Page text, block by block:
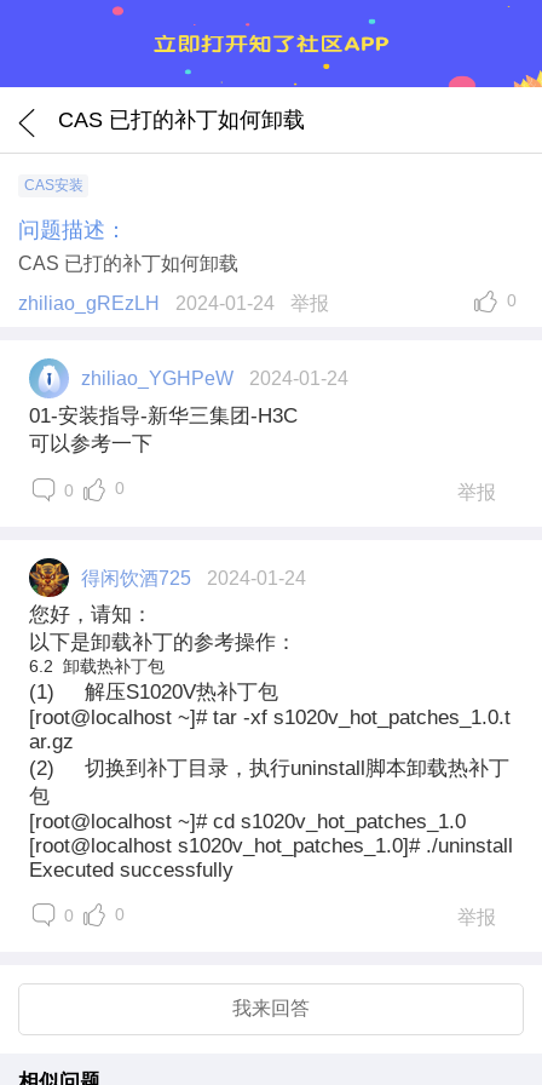
CAS 已打的补丁如何卸载
CAS安装
问题描述：
CAS 已打的补丁如何卸载
zhiliao_gREzLH
2024-01-24 举报 0
zhiliao_YGHPeW 2024-01-24
01-安装指导-新华三集团-H3C
可以参考一下
0 0 举报
得闲饮酒725 2024-01-24
您好，请知：
以下是卸载补丁的参考操作：
6.2 卸载热补丁包
(1) 解压S1020V热补丁包
[root@localhost ~]# tar -xf s1020v_hot_patches_1.0.t
ar.gz
(2) 切换到补丁目录，执行uninstall脚本卸载热补丁
包
[root@localhost ~]# cd s1020v_hot_patches_1.0
[root@localhost s1020v_hot_patches_1.0]# ./uninstall
Executed successfully
0 0 举报
我来回答